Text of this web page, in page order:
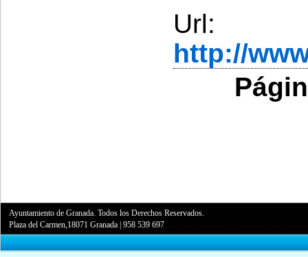
Url:
http://
Ayuntamiento de Granada. Todos los Derechos Reservados.
Plaza del Carmen,18071 Granada |958 539 697